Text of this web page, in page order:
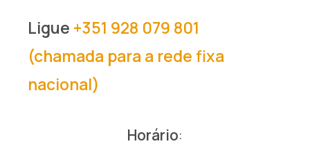
Ligue +351 928 079 801
(chamada para a rede fixa
nacional)
Horário: